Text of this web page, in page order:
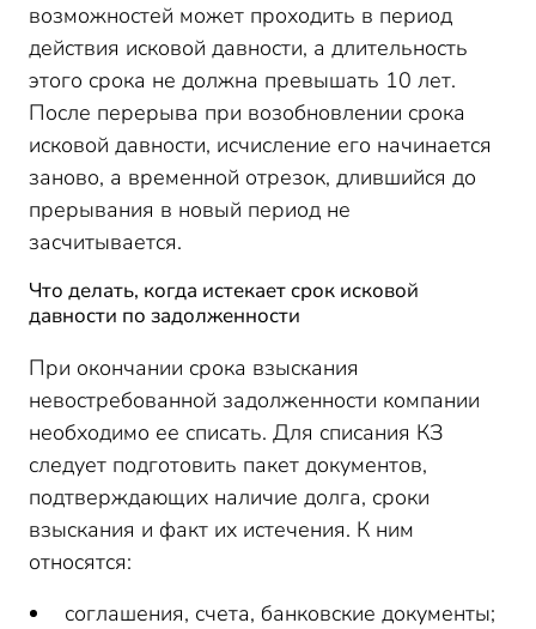
возможностей может проходить в период
действия исковой давности, а длительность
этого срока не должна превышать 10 лет.
После перерыва при возобновлении срока
исковой давности, исчисление его начинается
заново, а временной отрезок, длившийся до
прерывания в новый период не
засчитывается.
Что делать, когда истекает срок исковой
давности по задолженности
При окончании срока взыскания
невостребованной задолженности компании
необходимо ее списать. Для списания КЗ
следует подготовить пакет документов,
подтверждающих наличие долга, сроки
взыскания и факт их истечения. К ним
относятся:
соглашения, счета, банковские документы;